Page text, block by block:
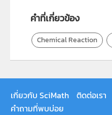
คำที่เกี่ยวข้อง
Chemical Reaction
เกี่ยวกับ SciMath ติดต่อเรา
คำถามที่พบบ่อย